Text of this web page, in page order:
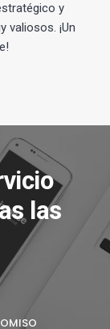
y
¡Un
las